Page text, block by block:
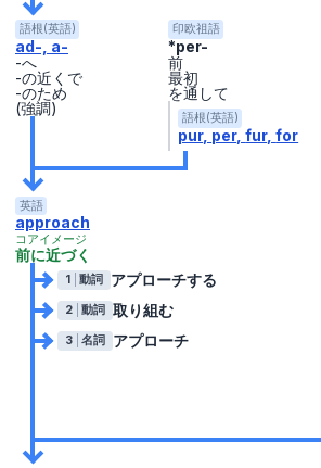
語根(英語)
ad-, a-
-へ
-の近くで
-のため
(強調)
印欧祖語
*per-
前
最初
を通して
語根(英語)
pur per fur for
英語
approach
コアイメージ
前に近づく
1 動詞 アプローチする
2 動詞 取り組む
3 名詞 アプローチ